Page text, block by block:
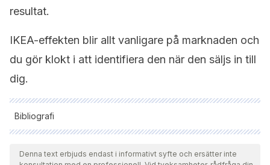
resultat.
IKEA-effekten blir allt vanligare på marknaden och
du gör klokt i att identifiera den när den säljs in till
dig.
Bibliografi
Samtliga citerade källor har granskats noggrant av vårt team
för att säkerställa deras kvalitet, tillförlitlighet, aktualitet och
Denna text erbjuds endast i informativt syfte och ersätter inte